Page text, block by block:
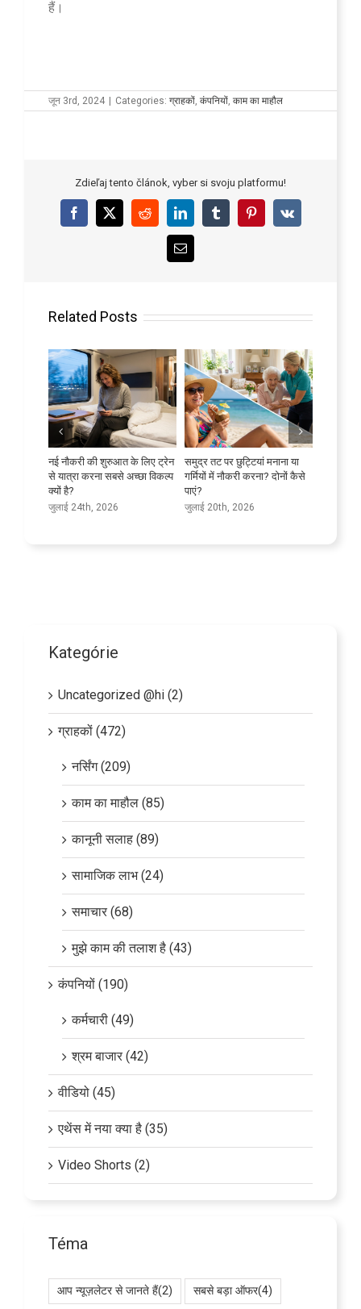
हैं।
जून 3rd, 2024 | Categories: ग्राहकों, कंपनियों, काम का माहौल
Zdieľaj tento článok, vyber si svoju platformu!
Facebook
X RedditLinkedInTumblrPinterest
Vk
Email
Related Posts
नई नौकरी की शुरुआत के लिए ट्रेन
से यात्रा करना सबसे अच्छा विकल्प
क्यों है?
जुलाई 24th, 2026
समुद्र तट पर छुट्टियां मनाना या
गर्मियों में नौकरी करना? दोनों कैसे
पाएं?
जुलाई 20th, 2026
Kategórie
Uncategorized @hi (2)
ग्राहकों (472)
नर्सिंग (209)
काम का माहौल (85)
कानूनी सलाह (89)
सामाजिक लाभ (24)
समाचार (68)
मुझे काम की तलाश है (43)
कंपनियों (190)
कर्मचारी (49)
श्रम बाजार (42)
वीडियो (45)
एथेंस में नया क्या है (35)
Video Shorts (2)
Téma
आप न्यूज़लेटर से जानते हैं(2) सबसे बड़ा ऑफर(4)